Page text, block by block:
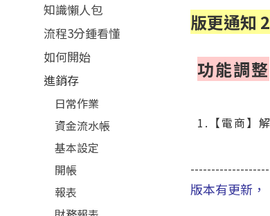
知識懶人包
流程3分鍾看懂
如何開始
進銷存
日常作業
資金流水帳
基本設定
開帳
報表
版更通知
功能調整
1.【電商】
版本有更新，